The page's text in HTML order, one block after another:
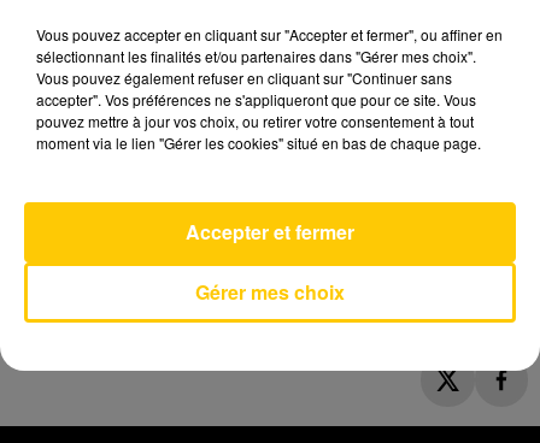
ZZ TOP
AVEYRON NORD
Vous pouvez accepter en cliquant sur "Accepter et fermer", ou affiner en
sélectionnant les finalités et/ou partenaires dans "Gérer mes choix".
Vous pouvez également refuser en cliquant sur "Continuer sans
accepter". Vos préférences ne s'appliqueront que pour ce site. Vous
pouvez mettre à jour vos choix, ou retirer votre consentement à tout
moment via le lien "Gérer les cookies" situé en bas de chaque page.
Gérer mes choix
Accepter et fermer